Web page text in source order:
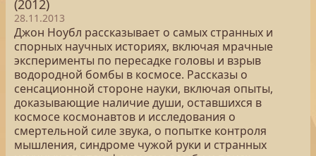
(2012)
28.11.2013
Джон Ноубл рассказывает о самых странных и
спорных научных историях, включая мрачные
эксперименты по пересадке головы и взрыв
водородной бомбы в космосе. Рассказы о
сенсационной стороне науки, включая опыты,
доказывающие наличие души, оставшихся в
космосе космонавтов и исследования о
смертельной силе звука, о попытке контроля
мышления, синдроме чужой руки и странных